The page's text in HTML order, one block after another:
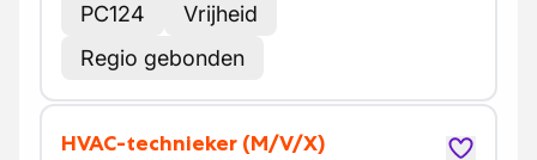
PC124
Vrijheid
Regio gebonden
HVAC-technieker (M/V/X)